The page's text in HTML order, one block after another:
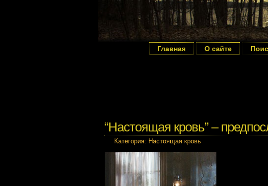
Главная О сайте
“Настоящая кровь” –
Категория: Настоящая кровь